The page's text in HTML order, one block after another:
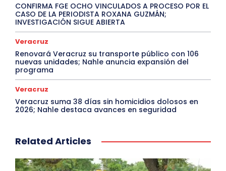
CONFIRMA FGE OCHO VINCULADOS A PROCESO POR EL
CASO DE LA PERIODISTA ROXANA GUZMÁN;
INVESTIGACIÓN SIGUE ABIERTA
Veracruz
Renovará Veracruz su transporte público con 106
nuevas unidades; Nahle anuncia expansión del
programa
Veracruz
Veracruz suma 38 días sin homicidios dolosos en
2026; Nahle destaca avances en seguridad
Related Articles